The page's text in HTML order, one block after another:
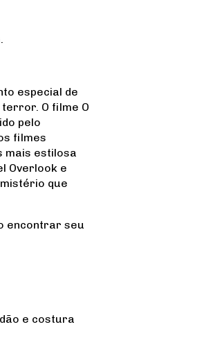
especial de
O filme O
pelo
filmes
mais estilosa
Overlook e
que
encontrar seu
e costura